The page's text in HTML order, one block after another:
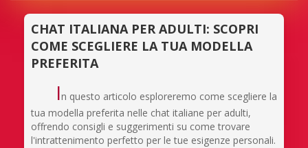
CHAT ITALIANA PER ADULTI: SCOPRI
COME SCEGLIERE LA TUA MODELLA
PREFERITA
In questo articolo esploreremo come scegliere la
tua modella preferita nelle chat italiane per adulti,
offrendo consigli e suggerimenti su come trovare
l'intrattenimento perfetto per le tue esigenze personali.